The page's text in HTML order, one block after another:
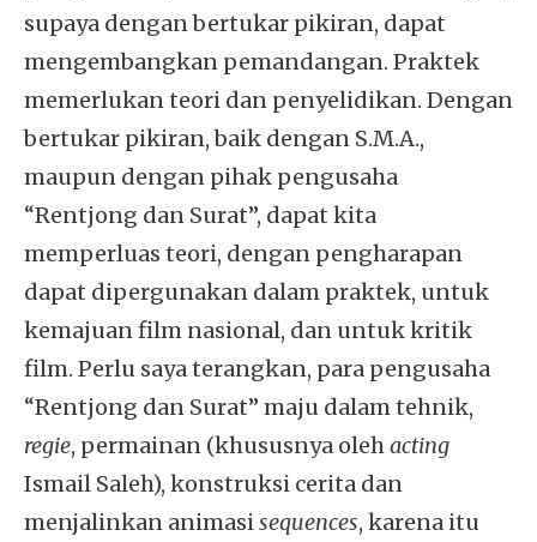
supaya dengan bertukar pikiran, dapat
mengembangkan pemandangan. Praktek
memerlukan teori dan penyelidikan. Dengan
bertukar pikiran, baik dengan S.M.A.,
maupun dengan pihak pengusaha
“Rentjong dan Surat”, dapat kita
memperluas teori, dengan pengharapan
dapat dipergunakan dalam praktek, untuk
kemajuan film nasional, dan untuk kritik
film. Perlu saya terangkan, para pengusaha
“Rentjong dan Surat” maju dalam tehnik,
regie, permainan (khususnya olehacting
Ismail Saleh), konstruksi cerita dan
menjalinkan animasisequences, karena itu